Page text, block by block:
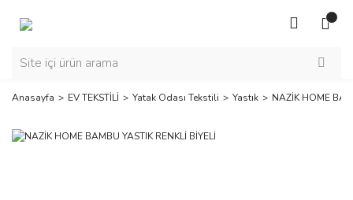
Anasayfa EV TEKSTİLİ Yatak Odası Tekstili Yastık NAZİK HOME